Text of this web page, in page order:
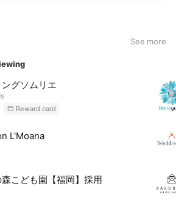
See more
グソムリエ
Reward card
L'Moana
こども園【福岡】採用